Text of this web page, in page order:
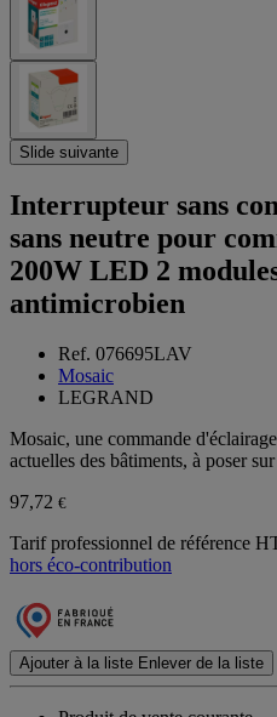
Slide suivante
Interrupteur sans
sans neutre pour
200W LED 2
antimicrobien
Ref. 076695LAV
Mosaic
LEGRAND
Mosaic, une commande
actuelles des bâtiments, à poser
97,72 €
Tarif professionnel de référence
hors éco-contribution
Ajouter à la liste Enlever de la liste